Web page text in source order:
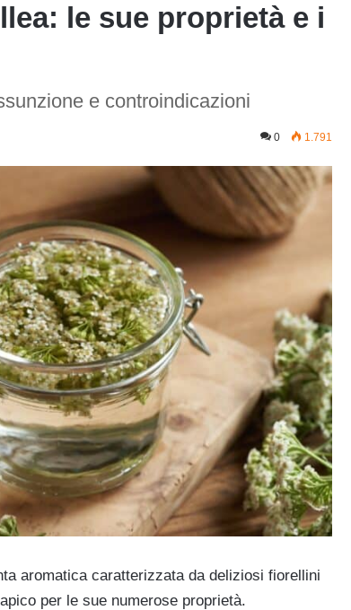
le sue proprietà e i
e controindicazioni
0 1.791
aromatica caratterizzata da deliziosi fiorellini
per le sue numerose proprietà.